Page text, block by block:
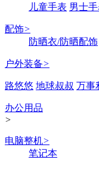
儿童手表 男士
配饰>
防晒衣/防晒配饰
户外装备>
路悠悠 地球叔叔 万事
办公用品
>
电脑整机>
笔记本